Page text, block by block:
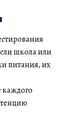
школа или
питания, их
каждого